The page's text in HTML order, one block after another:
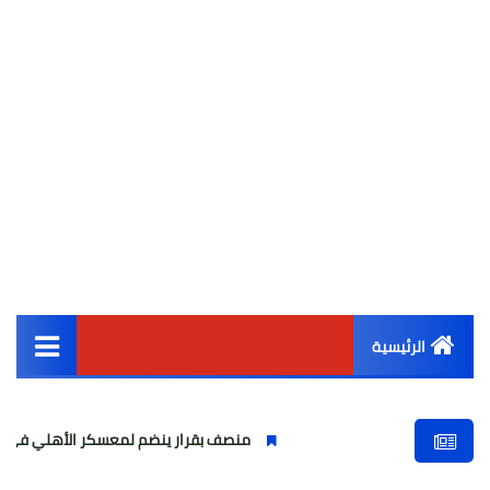
الرئيسية
أخبار مصر
منصف بقرار ينضم لمعسكر الأهلي في إسبانيا